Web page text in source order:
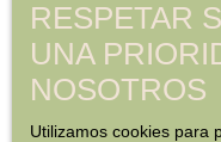
RESPETAR
UNA
NOSOTROS
Utilizamos cookies para